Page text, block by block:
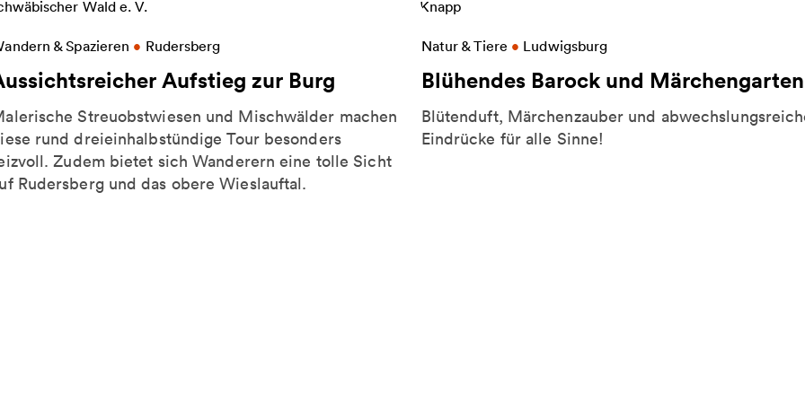
& Spazieren • Rudersberg
Aufstieg zur Burg
Streuobstwiesen und Mischwälder machen
rund dreieinhalbstündige Tour besonders
Zudem bietet sich Wanderern eine tolle Sicht
Rudersberg und das obere Wieslauftal.
Informationen zu Aussichtsreicher Aufstieg zur BurgNatur & Tiere • Ludwigsburg
Blühendes Barock und Märchengarten
Blütenduft, Märchenzauber und
Eindrücke für alle Sinne!
Weitere Informationen zu Blühendes Barock und